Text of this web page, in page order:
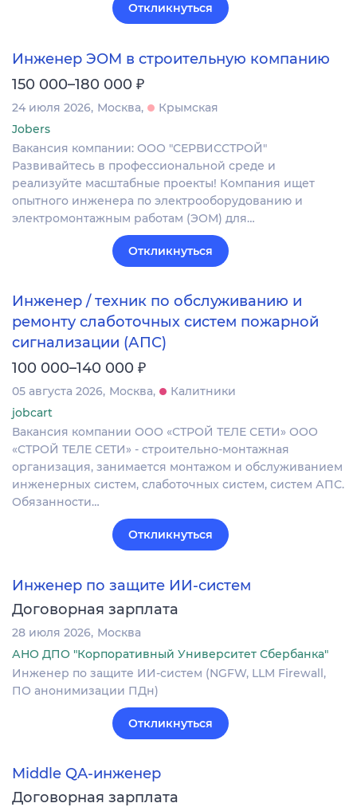
Откликнуться
Инженер ЭОМ в строительную компанию
150 000–180 000 ₽
24 июля 2026 Москва
Крымская
Jobers
Вакансия компании: ООО "СЕРВИССТРОЙ"
Развивайтесь в профессиональной среде и
реализуйте масштабные проекты! Компания ищет
опытного инженера по электрооборудованию и
электромонтажным работам (ЭОМ) для…
Откликнуться
Инженер / техник по обслуживанию и
ремонту слаботочных систем пожарной
сигнализации (АПС)
100 000–140 000 ₽
05 августа 2026 Москва
Калитники
jobcart
Вакансия компании ООО «СТРОЙ ТЕЛЕ СЕТИ» ООО
«СТРОЙ ТЕЛЕ СЕТИ» - строительно-монтажная
организация, занимается монтажом и обслуживанием
инженерных систем, слаботочных систем, систем АПС.
Обязанности…
Откликнуться
Инженер по защите ИИ-систем
Договорная зарплата
28 июля 2026 Москва
АНО ДПО "Корпоративный Университет Сбербанка"
Инженер по защите ИИ-систем (NGFW, LLM Firewall,
ПО анонимизации ПДн)
Откликнуться
Middle QA-инженер
Договорная зарплата